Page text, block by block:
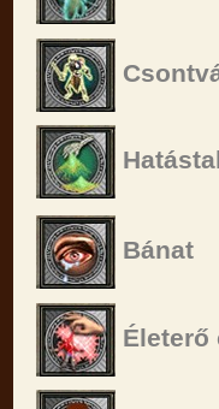
Bánat
Életerő